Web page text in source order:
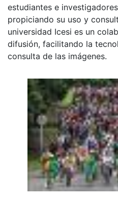
estudiantes e
propiciando su uso y
universidad Icesi es un
difusión, facilitando la
consulta de las imágenes.